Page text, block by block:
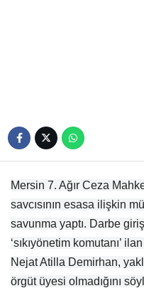
Mersin 7. Ağır Ceza
savcısının esasa ilişkin
savunma yaptı. Darbe
‘sıkıyönetim komutanı’
Nejat Atilla Demirhan,
örgüt üyesi olmadığını